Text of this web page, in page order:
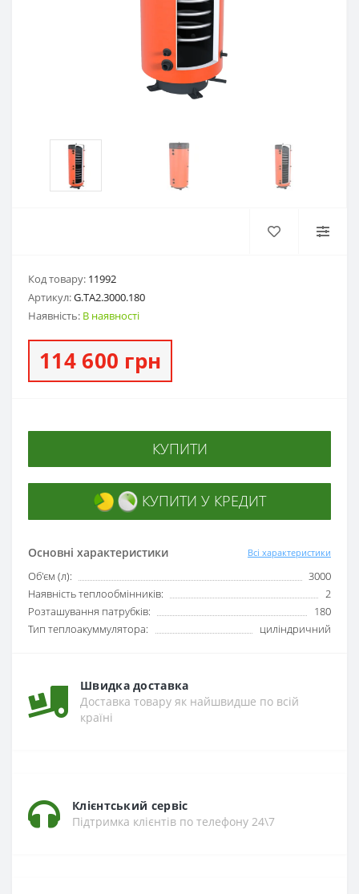
Код товару: 11992
Артикул:G.ТA2.3000.180
Наявність: В наявності
114 600 грн
Основні характеристики Всі характеристики
Об'єм (л):
3000
Наявність теплообмінників:
2
Розташування патрубків:
180
Тип теплоакуммулятора:
циліндричний
КУПИТИ
КУПИТИ У КРЕДИТ
Швидка доставка
Доставка товару як найшвидше по всій
країні
Клієнтський сервіс
Підтримка клієнтів по телефону 24\7